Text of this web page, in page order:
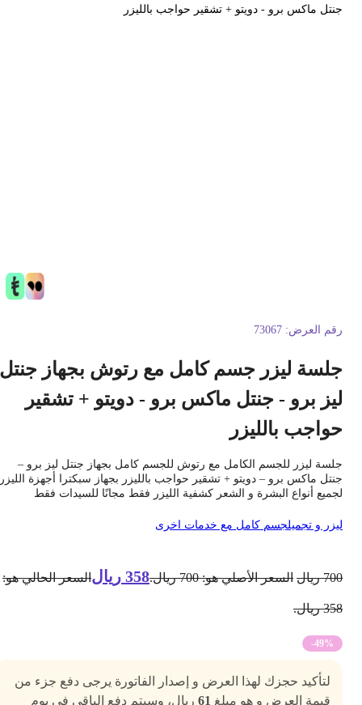
ماكس برو - دويتو + تشقير حواجب بالليزر
العرض: 73067
ليزر جسم كامل مع رتوش بجهاز جنتل
برو - جنتل ماكس برو - دويتو + تشقير
بالليزر
ليزر للجسم الكامل مع رتوش للجسم كامل بجهاز جنتل ليز برو –
ماكس برو – دويتو + تشقير حواجب بالليزر بجهاز سبكترا أجهزة الليزر
أنواع البشرة و الشعر كشفية الليزر فقط مجانًا للسيدات فقط
و تجميلجسم كامل مع خدمات اخرى
ريال السعر الأصلي هو: 700 ريال. 358 ريال السعر الحالي هو:
-49%
لتأكيد حجزك لهذا العرض و إصدار الفاتورة يرجى دفع جزء من
قيمة العرض و هو مبلغ61ريال، وسيتم دفع الباقي في يوم